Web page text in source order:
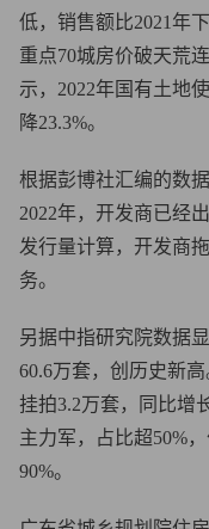
低，销售额比2021年
重点70城房价破天荒
示，2022年国有土地
降23.3%。
根据彭博社汇编的数
2022年，开发商已经
发行量计算，开发商
务。
另据中指研究院数据
60.6万套，创历史新
挂拍3.2万套，同比增
主力军，占比超50%
90%。